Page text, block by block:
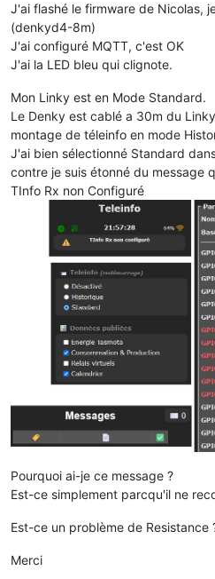
J'ai flashé le firmware de Nicolas,
(denkyd4-8m)
J'ai configuré MQTT, c'est OK
J'ai la LED bleu qui clignote.
Mon Linky est en Mode Standard.
Le Denky est cablé a 30m du
montage de téleinfo en mode
J'ai bien sélectionné Standard
contre je suis étonné du message
TInfo Rx non Configuré
Pourquoi ai-je ce message ?
Est-ce simplement parcqu'il ne
Est-ce un problème de Resistance
Merci